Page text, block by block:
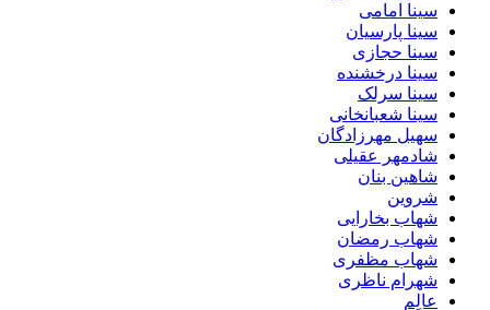
سینا امامی
سینا پارسیان
سینا حجازی
سینا درخشنده
سینا سرلک
سینا شعبانخانی
سهیل مهرزادگان
شادمهر عقیلی
شاهین بنان
شروین
شهاب بخارایی
شهاب رمضان
شهاب مظفری
شهرام ناظری
عالِم